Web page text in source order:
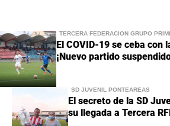
TERCERA FEDERACIÓN GRUPO
El COVID-19 se ceba con
¡Nuevo partido
SD JUVENIL PONTEAREAS
El secreto de la SD
su llegada a Tercera